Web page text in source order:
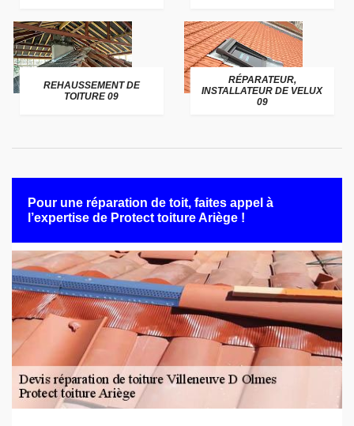
REHAUSSEMENT DE
TOITURE 09
RÉPARATEUR,
INSTALLATEUR DE VELUX
09
Pour une réparation de toit, faites appel à
l’expertise de Protect toiture Ariège !